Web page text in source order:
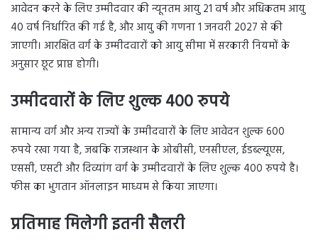
आवेदन करने के लिए उम्मीदवार की न्यूनतम आयु 21 वर्ष और अधिकतम आयु
40 वर्ष निर्धारित की गई है, और आयु की गणना 1 जनवरी 2027 से की
जाएगी। आरक्षित वर्ग के उम्मीदवारों को आयु सीमा में सरकारी नियमों के
अनुसार छूट प्राप्त होगी।
उम्मीदवारों के लिए शुल्क 400 रुपये
सामान्य वर्ग और अन्य राज्यों के उम्मीदवारों के लिए आवेदन शुल्क 600
रुपये रखा गया है, जबकि राजस्थान के ओबीसी, एनसीएल, ईडब्ल्यूएस,
एससी, एसटी और दिव्यांग वर्ग के उम्मीदवारों के लिए शुल्क 400 रुपये है।
फीस का भुगतान ऑनलाइन माध्यम से किया जाएगा।
प्रतिमाह मिलेगी इतनी सैलरी